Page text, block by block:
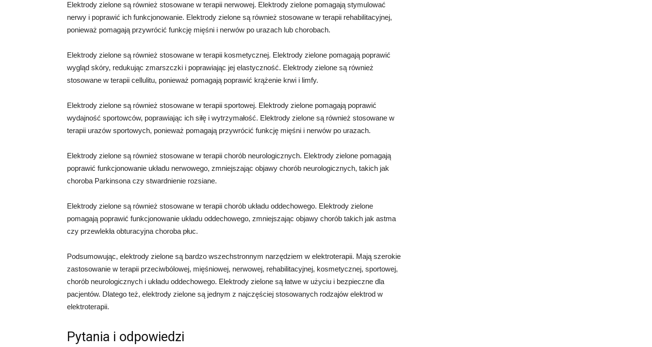
Elektrody zielone są również stosowane w terapii nerwowej. Elektrody zielone pomagają stymulować
nerwy i poprawić ich funkcjonowanie. Elektrody zielone są również stosowane w terapii rehabilitacyjnej,
ponieważ pomagają przywrócić funkcję mięśni i nerwów po urazach lub chorobach.
Elektrody zielone są również stosowane w terapii kosmetycznej. Elektrody zielone pomagają poprawić
wygląd skóry, redukując zmarszczki i poprawiając jej elastyczność. Elektrody zielone są również
stosowane w terapii cellulitu, ponieważ pomagają poprawić krążenie krwi i limfy.
Elektrody zielone są również stosowane w terapii sportowej. Elektrody zielone pomagają poprawić
wydajność sportowców, poprawiając ich siłę i wytrzymałość. Elektrody zielone są również stosowane w
terapii urazów sportowych, ponieważ pomagają przywrócić funkcję mięśni i nerwów po urazach.
Elektrody zielone są również stosowane w terapii chorób neurologicznych. Elektrody zielone pomagają
poprawić funkcjonowanie układu nerwowego, zmniejszając objawy chorób neurologicznych, takich jak
choroba Parkinsona czy stwardnienie rozsiane.
Elektrody zielone są również stosowane w terapii chorób układu oddechowego. Elektrody zielone
pomagają poprawić funkcjonowanie układu oddechowego, zmniejszając objawy chorób takich jak astma
czy przewlekła obturacyjna choroba płuc.
Podsumowując, elektrody zielone są bardzo wszechstronnym narzędziem w elektroterapii. Mają szerokie
zastosowanie w terapii przeciwbólowej, mięśniowej, nerwowej, rehabilitacyjnej, kosmetycznej, sportowej,
chorób neurologicznych i układu oddechowego. Elektrody zielone są łatwe w użyciu i bezpieczne dla
pacjentów. Dlatego też, elektrody zielone są jednym z najczęściej stosowanych rodzajów elektrod w
elektroterapii.
Pytania i odpowiedzi